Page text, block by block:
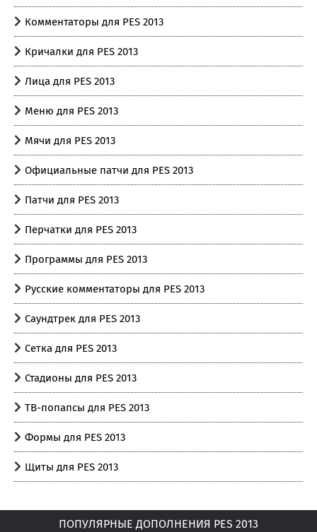
Комментаторы для PES 2013
Кричалки для PES 2013
Лица для PES 2013
Меню для PES 2013
Мячи для PES 2013
Официальные патчи для PES 2013
Патчи для PES 2013
Перчатки для PES 2013
Программы для PES 2013
Русские комментаторы для PES 2013
Саундтрек для PES 2013
Сетка для PES 2013
Стадионы для PES 2013
ТВ-попапсы для PES 2013
Формы для PES 2013
Щиты для PES 2013
ПОПУЛЯРНЫЕ ДОПОЛНЕНИЯ PES 2013